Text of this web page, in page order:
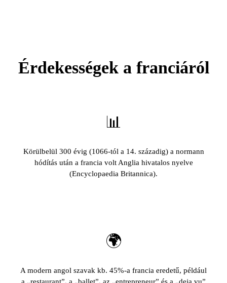
Érdekességek a franciáról
📊
Körülbelül 300 évig (1066-tól a 14. századig) a normann
hódítás után a francia volt Anglia hivatalos nyelve
(Encyclopaedia Britannica).
🌍
A modern angol szavak kb. 45%-a francia eredetű, például
a „restaurant”, a „ballet”, az „entrepreneur” és a „deja vu”